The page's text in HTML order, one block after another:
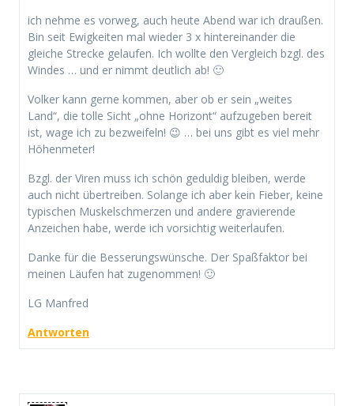
ich nehme es vorweg, auch heute Abend war ich draußen.
Bin seit Ewigkeiten mal wieder 3 x hintereinander die
gleiche Strecke gelaufen. Ich wollte den Vergleich bzgl. des
Windes … und er nimmt deutlich ab! 🙂
Volker kann gerne kommen, aber ob er sein „weites
Land“, die tolle Sicht „ohne Horizont“ aufzugeben bereit
ist, wage ich zu bezweifeln! 😉 … bei uns gibt es viel mehr
Höhenmeter!
Bzgl. der Viren muss ich schön geduldig bleiben, werde
auch nicht übertreiben. Solange ich aber kein Fieber, keine
typischen Muskelschmerzen und andere gravierende
Anzeichen habe, werde ich vorsichtig weiterlaufen.
Danke für die Besserungswünsche. Der Spaßfaktor bei
meinen Läufen hat zugenommen! 🙂
LG Manfred
Antworten